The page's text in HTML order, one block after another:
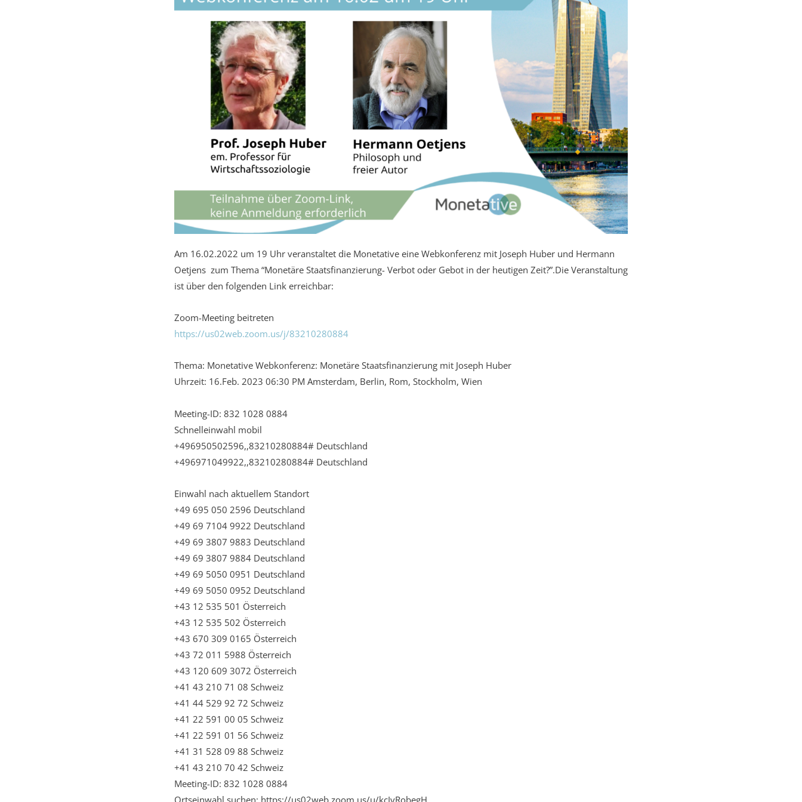
Am 16.02.2022 um 19 Uhr veranstaltet die Monetative eine Webkonferenz mit Joseph Huber und Hermann
Oetjens zum Thema “Monetäre Staatsfinanzierung- Verbot oder Gebot in der heutigen Zeit?”.Die Veranstaltung
ist über den folgenden Link erreichbar:
Zoom-Meeting beitreten
https://us02web.zoom.us/j/83210280884
Thema: Monetative Webkonferenz: Monetäre Staatsfinanzierung mit Joseph Huber
Uhrzeit: 16.Feb. 2023 06:30 PM Amsterdam, Berlin, Rom, Stockholm, Wien
Meeting-ID: 832 1028 0884
Schnelleinwahl mobil
+496950502596,,83210280884# Deutschland
+496971049922,,83210280884# Deutschland
Einwahl nach aktuellem Standort
+49 695 050 2596 Deutschland
+49 69 7104 9922 Deutschland
+49 69 3807 9883 Deutschland
+49 69 3807 9884 Deutschland
+49 69 5050 0951 Deutschland
+49 69 5050 0952 Deutschland
+43 12 535 501 Österreich
+43 12 535 502 Österreich
+43 670 309 0165 Österreich
+43 72 011 5988 Österreich
+43 120 609 3072 Österreich
+41 43 210 71 08 Schweiz
+41 44 529 92 72 Schweiz
+41 22 591 00 05 Schweiz
+41 22 591 01 56 Schweiz
+41 31 528 09 88 Schweiz
+41 43 210 70 42 Schweiz
Meeting-ID: 832 1028 0884
Ortseinwahl suchen: https://us02web.zoom.us/u/kcIyRobegH